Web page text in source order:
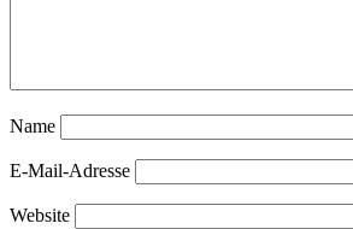
Name
E-Mail-Adresse
Website